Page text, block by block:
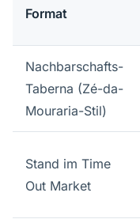
Format
Nachbarschafts-
Taberna (Zé-da-
Mouraria-Stil)
Stand im Time
Out Market